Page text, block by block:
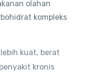
olahan
kompleks
kuat, berat
kronis